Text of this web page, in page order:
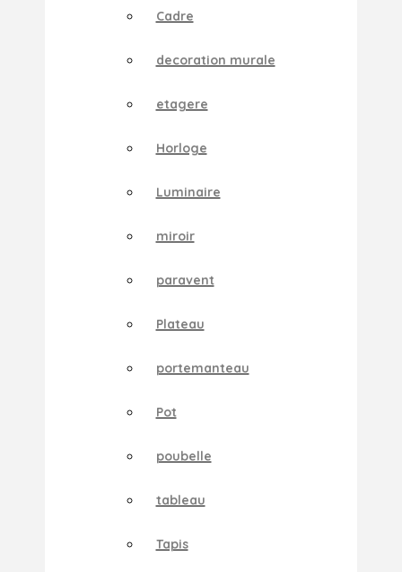
Cadre
decoration murale
etagere
Horloge
Luminaire
miroir
paravent
Plateau
portemanteau
Pot
poubelle
tableau
Tapis